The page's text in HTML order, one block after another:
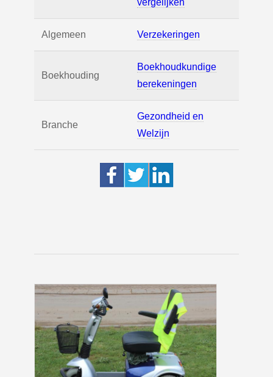
vergelijken
Algemeen Verzekeringen
Boekhouding
Boekhoudkundige
berekeningen
Branche
Gezondheid en
Welzijn